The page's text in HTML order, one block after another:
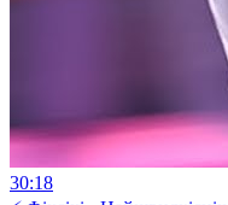
30:18